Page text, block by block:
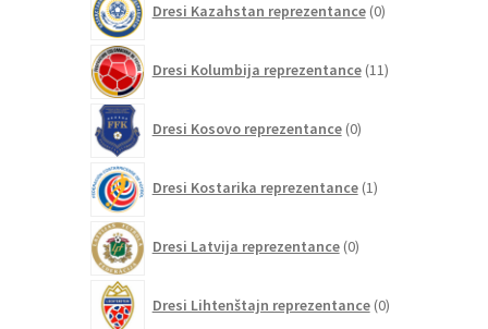
Dresi Kazahstan reprezentance 0izdelkov
Dresi Kolumbija reprezentance 11izdelkov
Dresi Kosovo reprezentance 0izdelkov
Dresi Kostarika reprezentance 1izdelek
Dresi Latvija reprezentance 0izdelkov
Dresi Lihtenštajn reprezentance 0izdelkov